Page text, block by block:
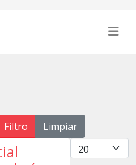
Filtro
Limpiar
Cantidad